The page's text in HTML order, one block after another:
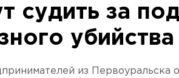
судить за
убийства
из Первоуральска